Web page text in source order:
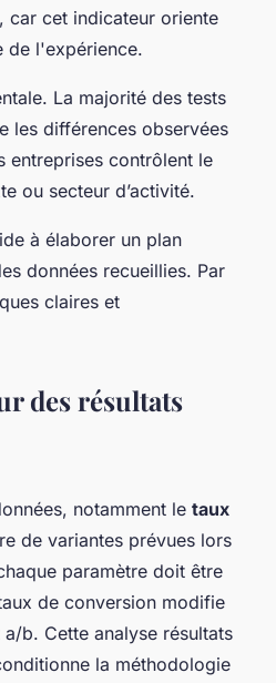
car cet indicateur oriente
de l'expérience.
La majorité des tests
les différences observées
entreprises contrôlent le
ou secteur d’activité.
à élaborer un plan
données recueillies. Par
claires et
des résultats
notamment le taux
de variantes prévues lors
paramètre doit être
de conversion modifie
b. Cette analyse résultats
la méthodologie